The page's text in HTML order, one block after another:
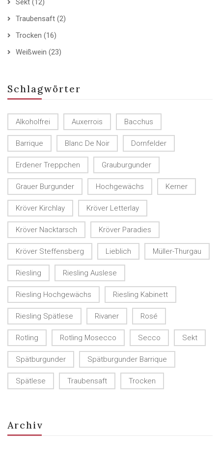
Traubensaft (2)
Trocken (16)
Weißwein (23)
Schlagwörter
Alkoholfrei Auxerrois Bacchus
Barrique Blanc De Noir Dornfelder
Erdener Treppchen Grauburgunder
Grauer Burgunder Hochgewächs Kerner
Kröver Kirchlay Kröver Letterlay
Kröver Nacktarsch Kröver Paradies
Kröver Steffensberg Lieblich Müller-Thurgau
Riesling Riesling Auslese
Riesling Hochgewächs Riesling Kabinett
Riesling Spätlese Rivaner Rosé
Rotling Rotling Mosecco Secco Sekt
Spätburgunder Spätburgunder Barrique
Spätlese Traubensaft Trocken
Archiv